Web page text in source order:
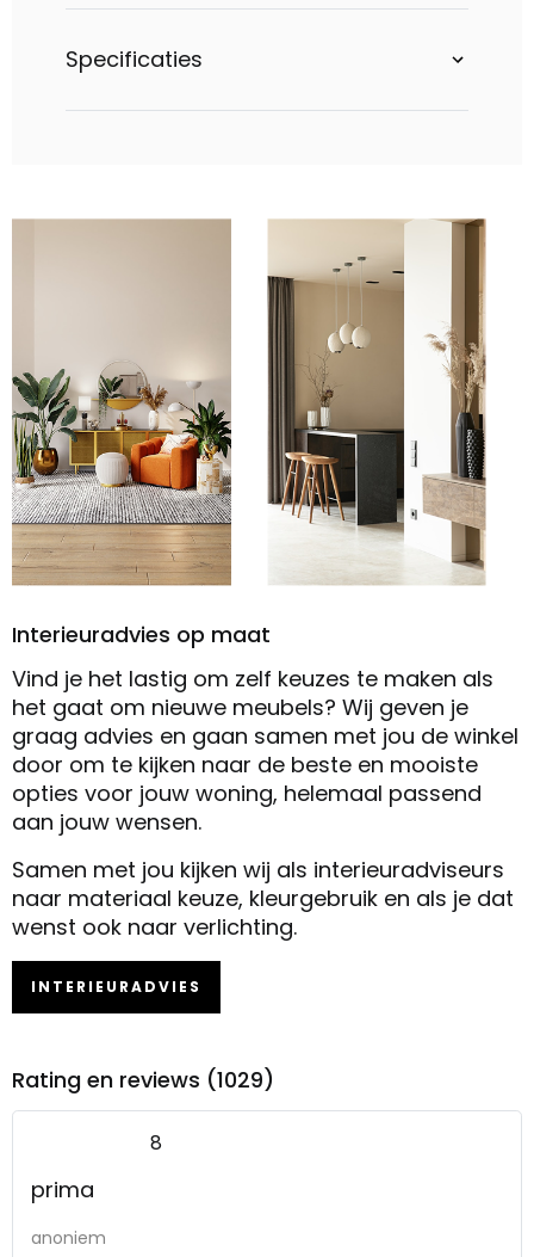
Specificaties
Interieuradvies op maat
Vind je het lastig om zelf keuzes te maken als
het gaat om nieuwe meubels? Wij geven je
graag advies en gaan samen met jou de winkel
door om te kijken naar de beste en mooiste
opties voor jouw woning, helemaal passend
aan jouw wensen.
Samen met jou kijken wij als interieuradviseurs
naar materiaal keuze, kleurgebruik en als je dat
wenst ook naar verlichting.
INTERIEURADVIES
Rating en reviews (1029)
8
prima
anoniem